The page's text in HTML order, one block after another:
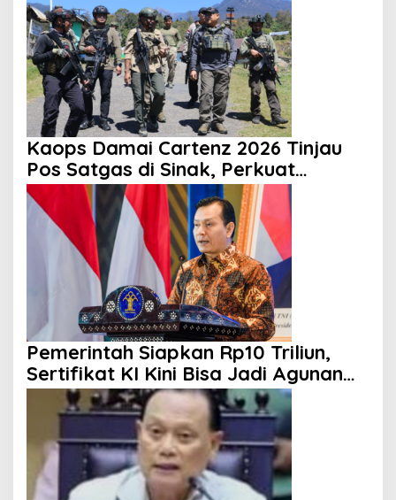
Kaops Damai Cartenz 2026 Tinjau
Pos Satgas di Sinak, Perkuat
Pendekatan Humanis kepada
Masyarakat
Pemerintah Siapkan Rp10 Triliun,
Sertifikat KI Kini Bisa Jadi Agunan
KUR